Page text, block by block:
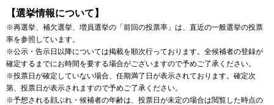
【選挙情報について】
※再選挙、補欠選挙、増員選挙の「前回の投票率」は、直近の一般選挙の投票
率を参照しています。
※公示・告示日以降については掲載を順次行っております。全候補者の登録が
確定するまでにお時間を要する場合がございますので予めご了承ください。
※投票日が確定していない場合、任期満了日が表示されております。確定次
第、投票日が表示されますので予めご了承ください。
※予想される顔ぶれ・候補者の年齢は、投票日が未定の場合は閲覧した時点の